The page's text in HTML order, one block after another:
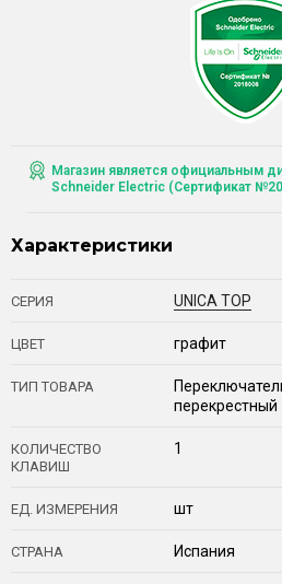
Магазин является официальным
Schneider Electric (Сертификат
Характеристики
СЕРИЯ UNICA TOP
ЦВЕТ графит
ТИП ТОВАРА
перекрестный
КОЛИЧЕСТВО
КЛАВИШ
1
ЕД. ИЗМЕРЕНИЯ шт
СТРАНА Испания